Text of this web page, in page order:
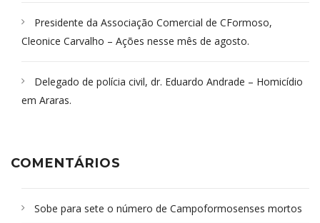
Presidente da Associação Comercial de CFormoso,
Cleonice Carvalho – Ações nesse mês de agosto.
Delegado de polícia civil, dr. Eduardo Andrade – Homicídio
em Araras.
COMENTÁRIOS
Sobe para sete o número de Campoformosenses mortos